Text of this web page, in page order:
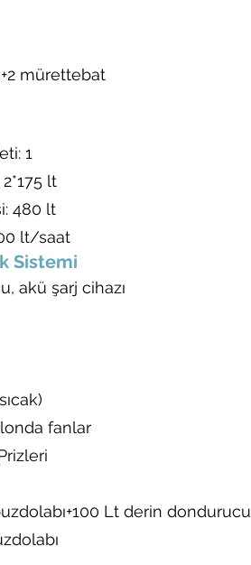
mürettebat
1
lt
480 lt
lt/saat
Sistemi
akü şarj cihazı
fanlar
Lt derin dondurucu